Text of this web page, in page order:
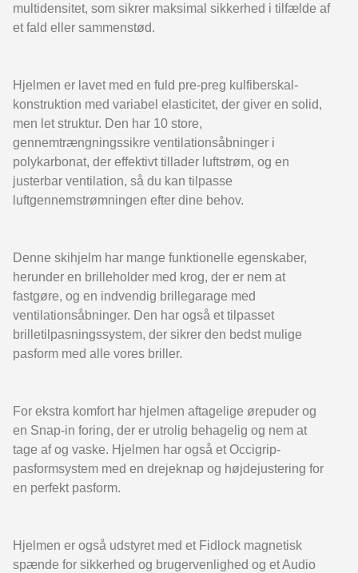
multidensitet, som sikrer maksimal sikkerhed i tilfælde af
et fald eller sammenstød.
Hjelmen er lavet med en fuld pre-preg kulfiberskal-
konstruktion med variabel elasticitet, der giver en solid,
men let struktur. Den har 10 store,
gennemtrængningssikre ventilationsåbninger i
polykarbonat, der effektivt tillader luftstrøm, og en
justerbar ventilation, så du kan tilpasse
luftgennemstrømningen efter dine behov.
Denne skihjelm har mange funktionelle egenskaber,
herunder en brilleholder med krog, der er nem at
fastgøre, og en indvendig brillegarage med
ventilationsåbninger. Den har også et tilpasset
brilletilpasningssystem, der sikrer den bedst mulige
pasform med alle vores briller.
For ekstra komfort har hjelmen aftagelige ørepuder og
en Snap-in foring, der er utrolig behagelig og nem at
tage af og vaske. Hjelmen har også et Occigrip-
pasformsystem med en drejeknap og højdejustering for
en perfekt pasform.
Hjelmen er også udstyret med et Fidlock magnetisk
spænde for sikkerhed og brugervenlighed og et Audio